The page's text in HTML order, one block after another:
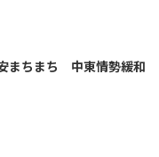
まちまち 中東情勢緩和